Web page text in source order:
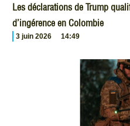
Les déclarations de Trump
d’ingérence en Colombie
3 juin 2026 14:49